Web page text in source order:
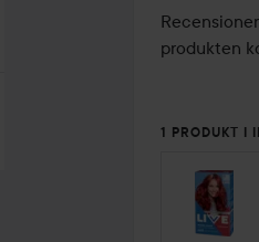
produkten
1 PRODUKT I